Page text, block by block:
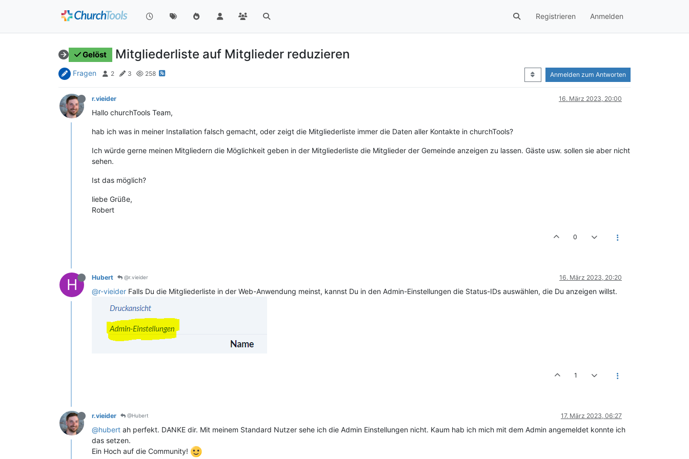
Registrieren Anmelden
Gelöst Mitgliederliste auf Mitglieder reduzieren
Fragen 2 3 258 Anmelden zum Antworten
r.vieider 16. März 2023, 20:00
Hallo churchTools Team,
hab ich was in meiner Installation falsch gemacht, oder zeigt die Mitgliederliste immer die Daten aller Kontakte in churchTools?
Ich würde gerne meinen Mitgliedern die Möglichkeit geben in der Mitgliederliste die Mitglieder der Gemeinde anzeigen zu lassen. Gäste usw. sollen sie aber nicht
sehen.
Ist das möglich?
liebe Grüße,
Robert
0
H Hubert @r.vieider 16. März 2023, 20:20
@r-vieider Falls Du die Mitgliederliste in der Web-Anwendung meinst, kannst Du in den Admin-Einstellungen die Status-IDs auswählen, die Du anzeigen willst.
1
r.vieider @Hubert 17. März 2023, 06:27
@hubert ah perfekt. DANKE dir. Mit meinem Standard Nutzer sehe ich die Admin Einstellungen nicht. Kaum hab ich mich mit dem Admin angemeldet konnte ich
das setzen.
Ein Hoch auf die Community!